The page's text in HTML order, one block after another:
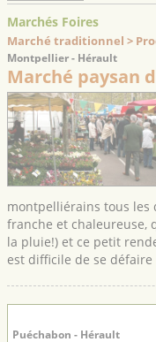
Marchés Foires
Marché traditionnel >
Montpellier - Hérault
Marché paysan
montpelliérains tous les
franche et chaleureuse,
la pluie!) et ce petit
est difficile de se
Puéchabon - Hérault